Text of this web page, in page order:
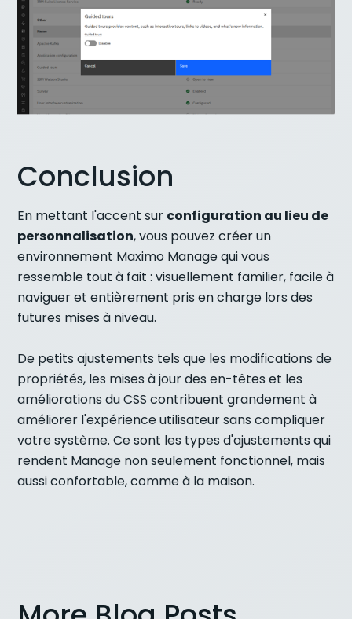
Conclusion
En mettant l'accent sur configuration au lieu de
personnalisation, vous pouvez créer un
environnement Maximo Manage qui vous
ressemble tout à fait : visuellement familier, facile à
naviguer et entièrement pris en charge lors des
futures mises à niveau.
De petits ajustements tels que les modifications de
propriétés, les mises à jour des en-têtes et les
améliorations du CSS contribuent grandement à
améliorer l'expérience utilisateur sans compliquer
votre système. Ce sont les types d'ajustements qui
rendent Manage non seulement fonctionnel, mais
aussi confortable, comme à la maison.